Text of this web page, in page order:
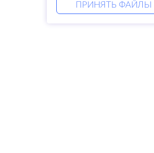
ПРИНЯТЬ ФАЙЛЫ